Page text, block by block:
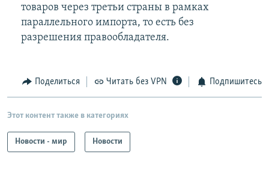
товаров через третьи страны в рамках
параллельного импорта, то есть без
разрешения правообладателя.
Поделиться Читать без VPN Подпишитесь
Этот контент также в категориях
Новости - мир Новости